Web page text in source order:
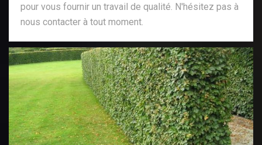
pour vous fournir un travail de qualité. N'hésitez pas à
nous contacter à tout moment.